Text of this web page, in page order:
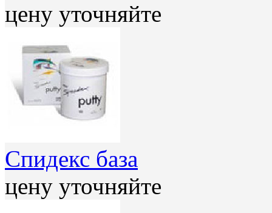
цену уточняйте
Спидекс база
цену уточняйте